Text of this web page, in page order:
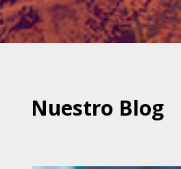
Nuestro Blog